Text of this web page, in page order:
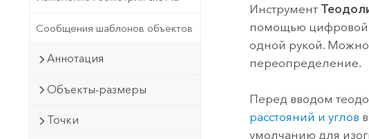
Сообщения шаблонов объектов
Аннотация
Объекты-размеры
Точки
Инструмент
помощью цифровой
одной рукой. Можно
переопределение.
Перед вводом
расстояний и углов
умолчанию для